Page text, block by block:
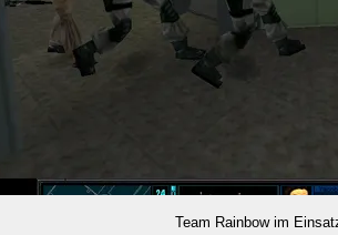
- Crossmediale Projekte: Politika als Spiel ...
- ... und als Roman
Team Rainbow im